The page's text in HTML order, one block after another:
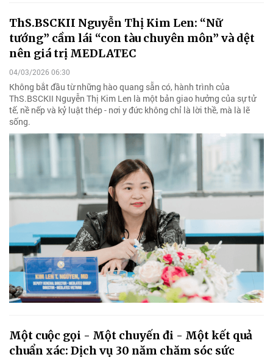
ThS.BSCKII Nguyễn Thị Kim Len: “Nữ
tướng” cầm lái “con tàu chuyên môn” và dệt
nên giá trị MEDLATEC
04/03/2026 06:30
Không bắt đầu từ những hào quang sẵn có, hành trình của
ThS.BSCKII Nguyễn Thị Kim Len là một bản giao hưởng của sự tử
tế, nề nếp và kỷ luật thép - nơi y đức không chỉ là lời thề, mà là lẽ
sống.
Một cuộc gọi - Một chuyến đi - Một kết quả
chuẩn xác: Dịch vụ 30 năm chăm sóc sức